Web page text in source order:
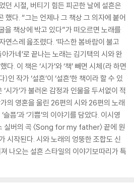
던 시절, 버티기 힘든 피곤한 날에 설흔은
했다. “그는 언제나 그 책상 그 의자에 붙어
을 책상에 박고 있다”가 떠오르면 노래를
연스레 읊조렸다. ‘따스한 봄바람이 불고
가네’로 끝나는 노래는 김기택의 시와 완
다. 이 책은 ‘시가’와 ‘책’ 빼면 시체(라 하면
)인 작가 ‘설흔’이 ‘설흔’한 책이라 할 수 있
시가’가 불러온 감정과 인물을 두서없이 적
의 영혼을 울린 26편의 시와 26편의 노래
픔’과 ‘기쁨’의 이야기를 담았다. 이시영
실버의 곡 〈Song for my father〉 끝에 원
시작된다. 시와 노래의 엉뚱한 조합도 신
나오는 설흔 스타일의 이야기보따리가 특